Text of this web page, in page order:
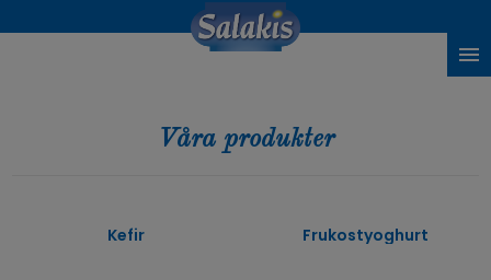
Våra produkter
Kefir Frukostyoghurt